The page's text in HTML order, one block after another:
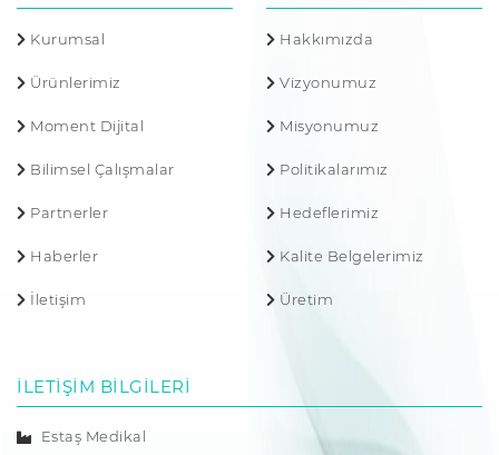
Kurumsal
Ürünlerimiz
Moment Dijital
Bilimsel Çalışmalar
Partnerler
Haberler
İletişim
Hakkımızda
Vizyonumuz
Misyonumuz
Politikalarımız
Hedeflerimiz
Kalite Belgelerimiz
Üretim
İLETİŞİM BİLGİLERİ
Estaş Medikal